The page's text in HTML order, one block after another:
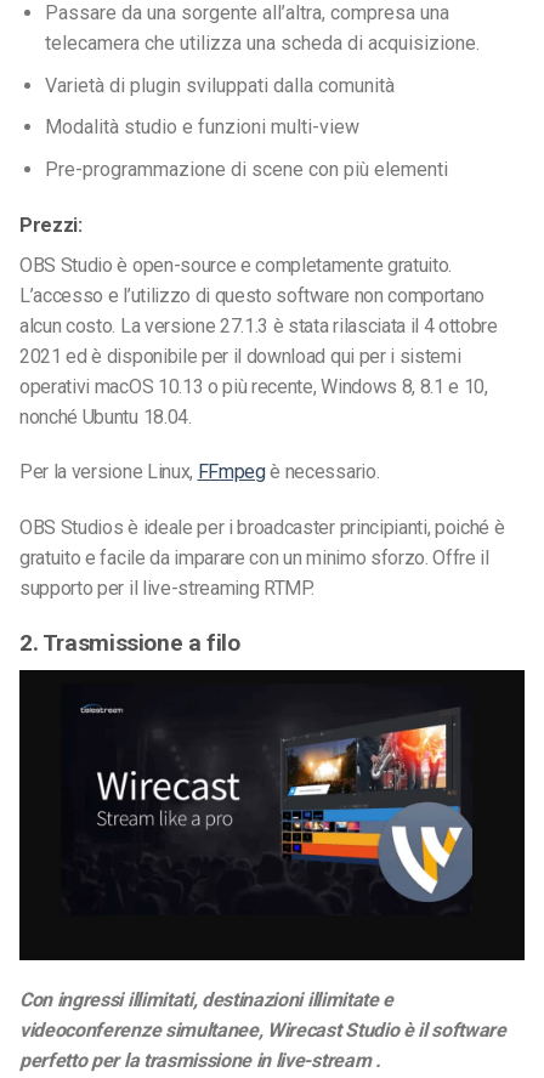
Passare da una sorgente all’altra, compresa una
telecamera che utilizza una scheda di acquisizione.
Varietà di plugin sviluppati dalla comunità
Modalità studio e funzioni multi-view
Pre-programmazione di scene con più elementi
Prezzi:
OBS Studio è open-source e completamente gratuito.
L’accesso e l’utilizzo di questo software non comportano
alcun costo. La versione 27.1.3 è stata rilasciata il 4 ottobre
2021 ed è disponibile per il download qui per i sistemi
operativi macOS 10.13 o più recente, Windows 8, 8.1 e 10,
nonché Ubuntu 18.04.
Per la versione Linux, FFmpegè necessario.
OBS Studios è ideale per i broadcaster principianti, poiché è
gratuito e facile da imparare con un minimo sforzo. Offre il
supporto per il live-streaming RTMP.
2. Trasmissione a filo
Con ingressi illimitati, destinazioni illimitate e
videoconferenze simultanee, WirecastStudioè il software
perfetto per la trasmissionein live-stream.